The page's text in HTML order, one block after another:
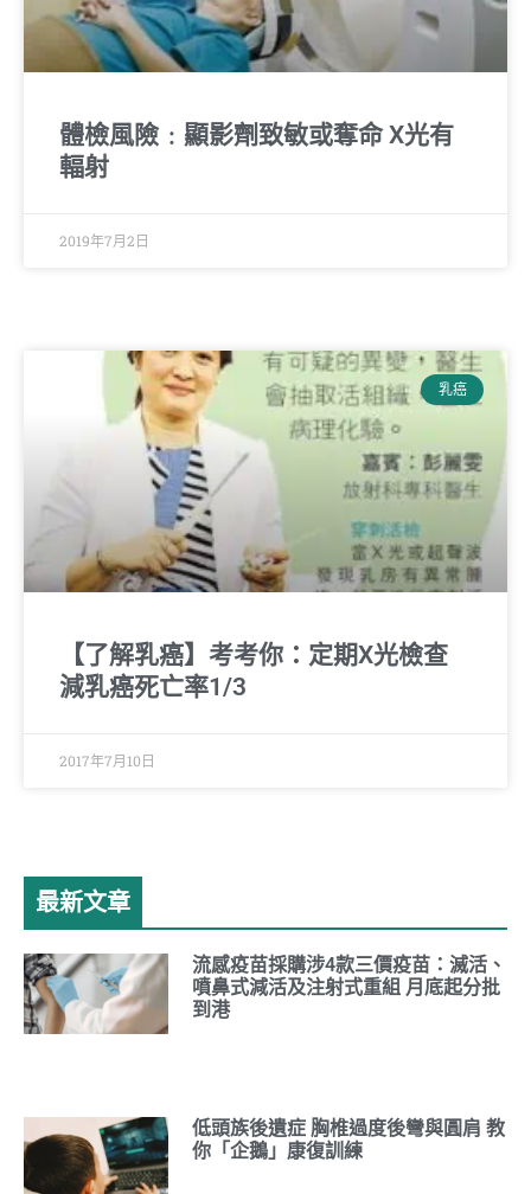
體檢風險﹕顯影劑致敏或奪命 X光有
輻射
2019年7月2日
乳癌
【了解乳癌】考考你：定期X光檢查
減乳癌死亡率1/3
2017年7月10日
最新文章
流感疫苗採購涉4款三價疫苗：滅活、
噴鼻式減活及注射式重組 月底起分批
到港
低頭族後遺症 胸椎過度後彎與圓肩 教
你「企鵝」康復訓練